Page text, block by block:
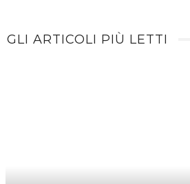
GLI ARTICOLI PIÙ LETTI